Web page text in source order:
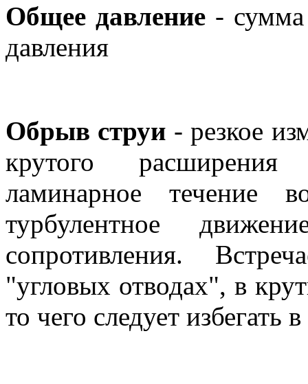
Общее давление - сумма
давления
Обрыв струи - резкое
крутого расширения
ламинарное течение
турбулентное
сопротивления.
"угловых отводах", в
то чего следует избегать